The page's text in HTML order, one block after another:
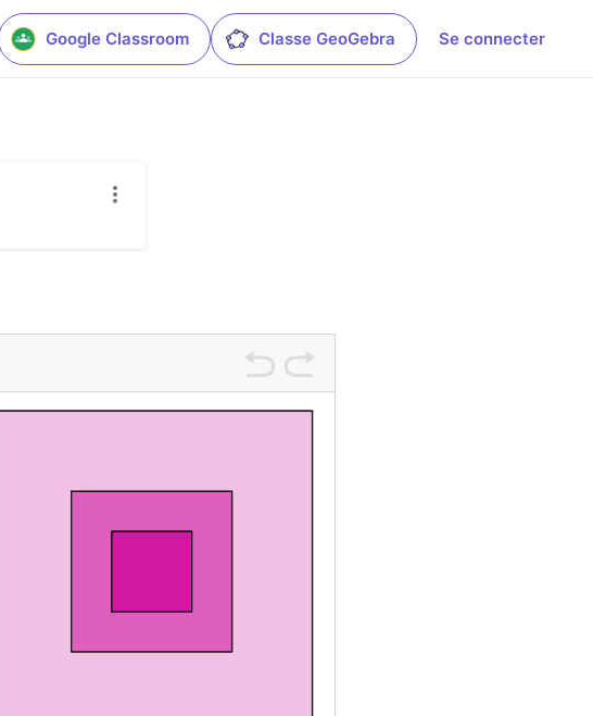
Google Classroom Classe GeoGebra Se connecter